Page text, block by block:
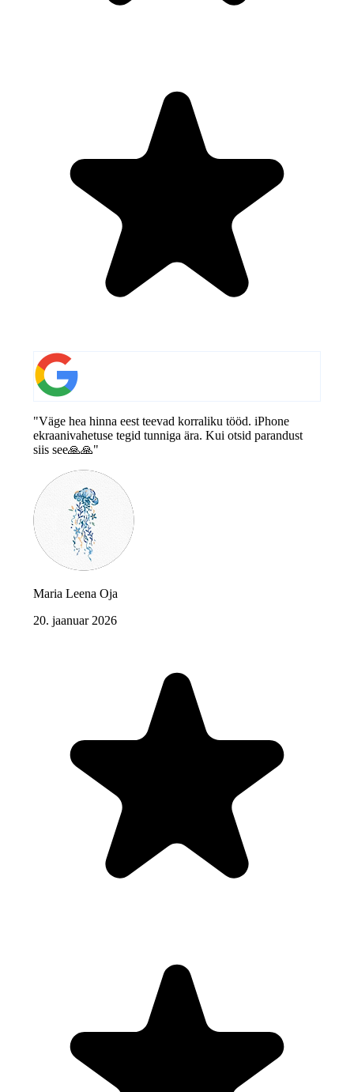
"Väge hea hinna eest teevad korraliku tööd. iPhone
ekraanivahetuse tegid tunniga ära. Kui otsid parandust
siis see🙏🙏"
Maria Leena Oja
20. jaanuar 2026